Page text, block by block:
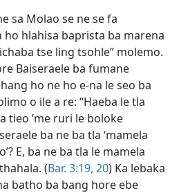
sa Molao se ne se fa
ho hlahisa baprista ba marena
tse ling tsohle” molemo.
Baiseraele ba fumane
ho ne ho e-na le seo ba
o ile a re: “Haeba le tla
tieo ’me ruri le boloke
ba ne ba tla ‘mamela
E, ba ne ba tla le mamela
(Bar. 3:19, 20) Ka lebaka
batho ba bang hore ebe